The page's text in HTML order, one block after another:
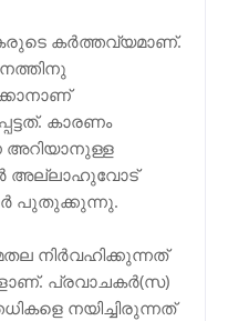
കാരണം
അറിയാനുള്ള
അല്ലാഹുവോട്
പുതുക്കുന്നു.
നിർവഹിക്കുന്നത്
പ്രവാചകർ(സ)
നയിച്ചിരുന്നത്